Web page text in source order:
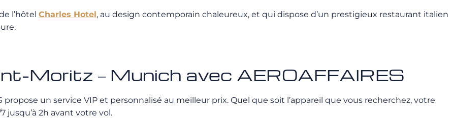
l’hôtel Charles Hotel, au design contemporain chaleureux, et qui dispose d’un prestigieux restaurant italien
Moritz – Munich avec AEROAFFAIRES
propose un service VIP et personnalisé au meilleur prix. Quel que soit l’appareil que vous recherchez, votre
jusqu’à 2h avant votre vol.